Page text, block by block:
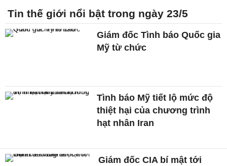
Tin thế giới nổi bật trong ngày 23/5
Giám đốc Tình báo Quốc gia
Mỹ từ chức
Tình báo Mỹ tiết lộ mức độ
thiệt hại của chương trình
hạt nhân Iran
Giám đốc CIA bí mật tới